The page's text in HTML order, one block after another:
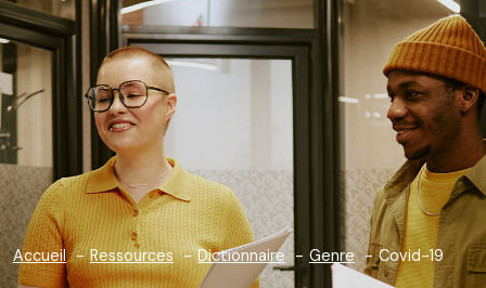
Accueil Ressources Dictionnaire Genre Covid-19